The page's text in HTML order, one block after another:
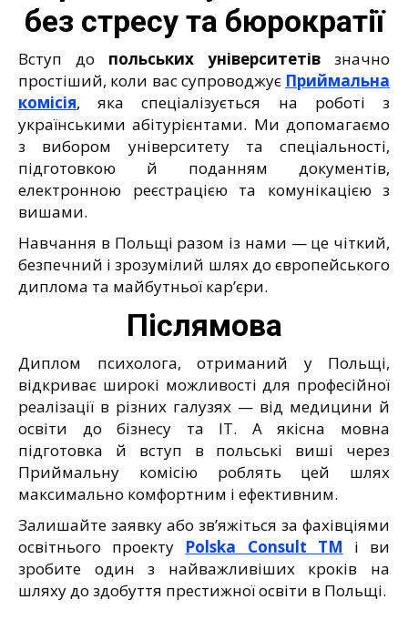
без стресу та бюрократії
Вступ до польських університетів значно
простіший, коли вас супроводжує Приймальна
комісія, яка спеціалізується на роботі з
українськими абітурієнтами. Ми допомагаємо
з вибором університету та спеціальності,
підготовкою й поданням документів,
електронною реєстрацією та комунікацією з
вишами.
Навчання в Польщі разом із нами — це чіткий,
безпечний і зрозумілий шлях до європейського
диплома та майбутньої кар’єри.
Післямова
Диплом психолога, отриманий у Польщі,
відкриває широкі можливості для професійної
реалізації в різних галузях — від медицини й
освіти до бізнесу та IT. А якісна мовна
підготовка й вступ в польські виші через
Приймальну комісію роблять цей шлях
максимально комфортним і ефективним.
Залишайте заявку або зв’яжіться за фахівціями
освітнього проекту Polska Consult TM і ви
зробите один з найважливіших кроків на
шляху до здобуття престижної освіти в Польщі.